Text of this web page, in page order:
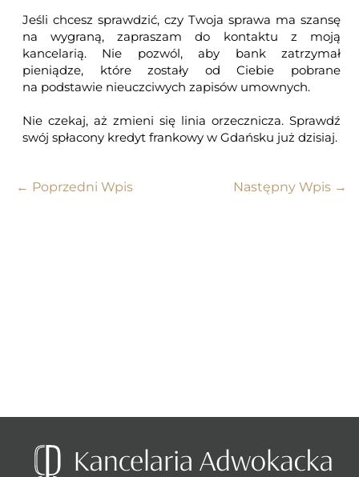
Jeśli chcesz sprawdzić, czy Twoja sprawa ma szansę
na wygraną, zapraszam do kontaktu z moją
kancelarią. Nie pozwól, aby bank zatrzymał
pieniądze, które zostały od Ciebie pobrane
na podstawie nieuczciwych zapisów umownych.
Nie czekaj, aż zmieni się linia orzecznicza. Sprawdź
swój spłacony kredyt frankowy w Gdańsku już dzisiaj.
← Poprzedni Wpis Następny Wpis →